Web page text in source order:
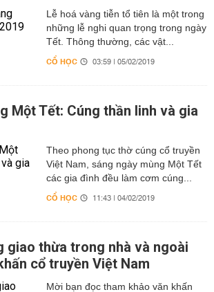
Lễ hoá vàng tiễn tổ tiên là một trong
những lễ nghi quan trọng trong ngày
Tết. Thông thường, các vật...
CỔ HỌC 03:59 | 05/02/2019
Một Tết: Cúng thần linh và gia
Theo phong tục thờ cúng cổ truyền
Việt Nam, sáng ngày mùng Một Tết
các gia đình đều làm cơm cúng...
CỔ HỌC 11:43 | 04/02/2019
giao thừa trong nhà và ngoài
cổ truyền Việt Nam
Mời bạn đọc tham khảo văn khấn